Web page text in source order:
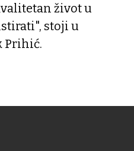
život u
stoji u
Prihić.